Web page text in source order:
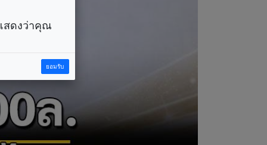
สดงว่าคุณ
ยอมรับ